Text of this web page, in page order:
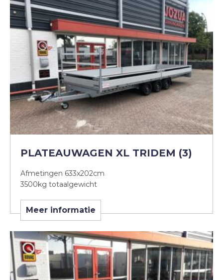
PLATEAUWAGEN XL TRIDEM (3)
Afmetingen 633x202cm
3500kg totaalgewicht
Meer informatie